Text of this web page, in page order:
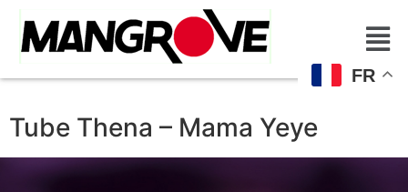
Tube Thena – Mama Yeye
FR